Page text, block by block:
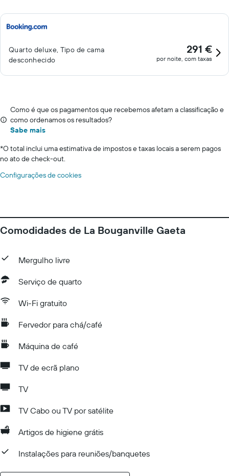
Quarto deluxe, Tipo de cama
desconhecido
291 €
por noite, com taxas
Como é que os pagamentos que recebemos afetam a classificação e
como ordenamos os resultados?
Sabe mais
*O total inclui uma estimativa de impostos e taxas locais a serem pagos
no ato de check-out.
Configurações de cookies
Comodidades de La Bouganville Gaeta
Mergulho livre
Serviço de quarto
Wi-Fi gratuito
Fervedor para chá/café
Máquina de café
TV de ecrã plano
TV
TV Cabo ou TV por satélite
Artigos de higiene grátis
Instalações para reuniões/banquetes